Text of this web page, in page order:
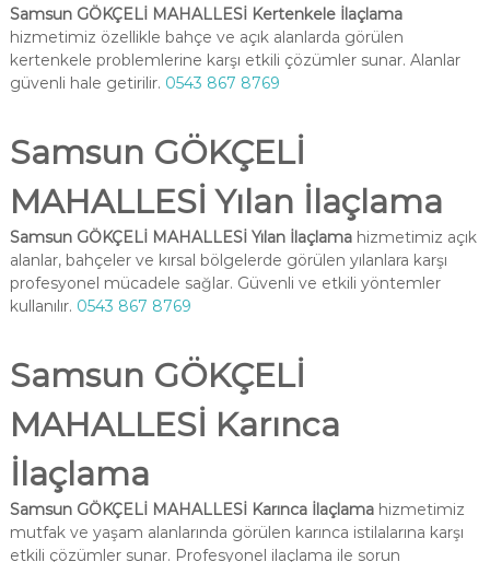
Samsun GÖKÇELİ MAHALLESİ Kertenkele İlaçlama
hizmetimiz özellikle bahçe ve açık alanlarda görülen
kertenkele problemlerine karşı etkili çözümler sunar. Alanlar
güvenli hale getirilir. 0543 867 8769
Samsun GÖKÇELİ
MAHALLESİ Yılan İlaçlama
Samsun GÖKÇELİ MAHALLESİ Yılan İlaçlamahizmetimiz açık
alanlar, bahçeler ve kırsal bölgelerde görülen yılanlara karşı
profesyonel mücadele sağlar. Güvenli ve etkili yöntemler
kullanılır. 0543 867 8769
Samsun GÖKÇELİ
MAHALLESİ Karınca
İlaçlama
Samsun GÖKÇELİ MAHALLESİ Karınca İlaçlamahizmetimiz
mutfak ve yaşam alanlarında görülen karınca istilalarına karşı
etkili çözümler sunar. Profesyonel ilaçlama ile sorun